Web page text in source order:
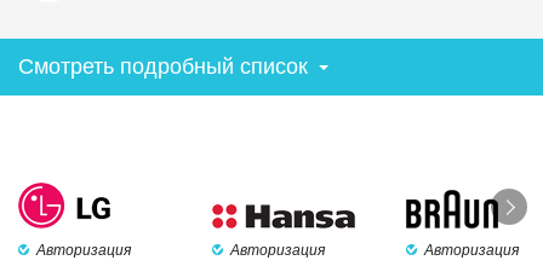
Смотреть подробный список
Авторизация Авторизация Авторизация